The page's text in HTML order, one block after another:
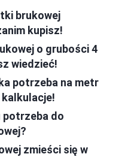
brukowej
kupisz!
o grubości 4
wiedzieć!
potrzeba na metr
potrzeba do
zmieści się w